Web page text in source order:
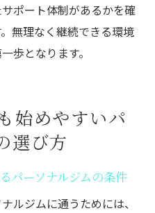
ポート体制があるかを確
無理なく継続できる環境
歩となります。
始めやすいパ
選び方
パーソナルジムの条件
ルジムに通うためには、